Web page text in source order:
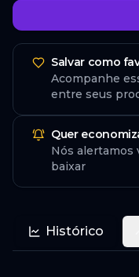
Salvar como
Acompanhe
entre seus
Quer
Nós alertamos
baixar
Histórico